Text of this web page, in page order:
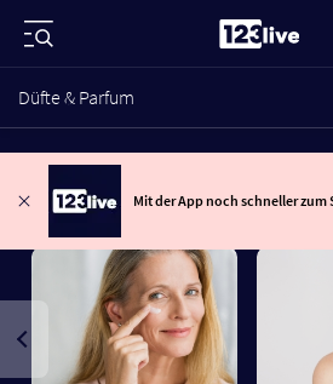
Düfte & Parfum
Mit der App noch schneller